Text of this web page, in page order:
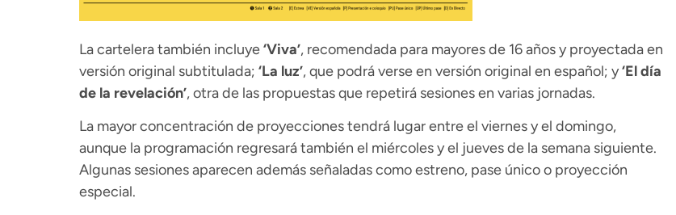
La cartelera también incluye‘Viva’, recomendada para mayores de 16 años y proyectada en
versión original subtitulada; ‘La luz’, que podrá verse en versión original en español; y‘El día
de la revelación’, otra de las propuestas que repetirá sesiones en varias jornadas.
La mayor concentración de proyecciones tendrá lugar entre el viernes y el domingo,
aunque la programación regresará también el miércoles y el jueves de la semana siguiente.
Algunas sesiones aparecen además señaladas como estreno, pase único o proyección
especial.